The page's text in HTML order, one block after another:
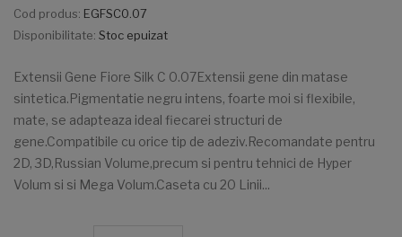
Cod produs: EGFSC0.07
Disponibilitate: Stoc epuizat
Extensii Gene Fiore Silk C 0.07Extensii gene din matase
sintetica.Pigmentatie negru intens, foarte moi si flexibile,
mate, se adapteaza ideal fiecarei structuri de
gene.Compatibile cu orice tip de adeziv.Recomandate pentru
2D, 3D,Russian Volume,precum si pentru tehnici de Hyper
Volum si si Mega Volum.Caseta cu 20 Linii...